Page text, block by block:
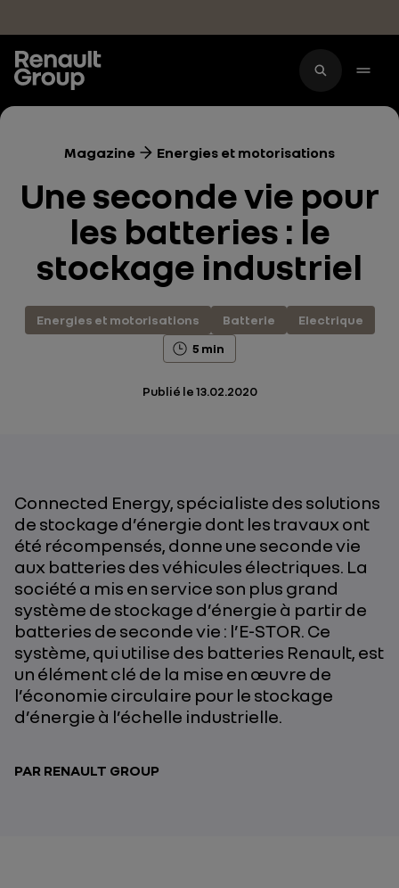
Magazine Energies et motorisations
Une seconde vie pour
les batteries : le
stockage industriel
Energies et motorisations Batterie
Electrique
5 min
Publié le13.02.2020
Connected Energy, spécialiste des solutions
de stockage d’énergie dont les travaux ont
été récompensés, donne une seconde vie
aux batteries des véhicules électriques. La
société a mis en service son plus grand
système de stockage d’énergie à partir de
batteries de seconde vie : l’E-STOR. Ce
système, qui utilise des batteries Renault, est
un élément clé de la mise en œuvre de
l’économie circulaire pour le stockage
d’énergie à l’échelle industrielle.
PAR RENAULT GROUP